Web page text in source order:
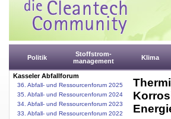
Politik
Stoffstrom-
management
Klima
Kasseler Abfallforum
36. Abfall- und Ressourcenforum 2025
35. Abfall- und Ressourcenforum 2024
34. Abfall- und Ressourcenforum 2023
33. Abfall- und Ressourcenforum 2022